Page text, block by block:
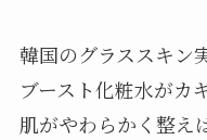
韓国のグラススキン
ブースト化粧水がカ
肌がやわらかく整え